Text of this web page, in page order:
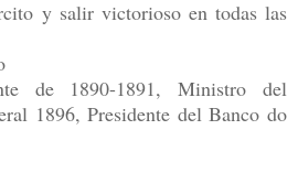
y salir victorioso en todas las
de 1890-1891, Ministro del
1896, Presidente del Banco do